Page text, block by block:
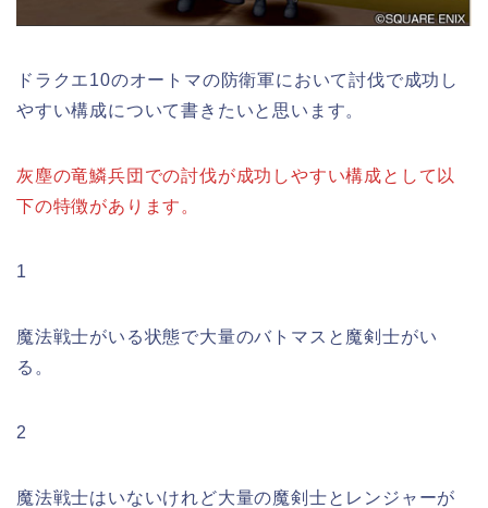
ドラクエ10のオートマの防衛軍において討伐で成功し
やすい構成について書きたいと思います。
灰塵の竜鱗兵団での討伐が成功しやすい構成として以
下の特徴があります。
1
魔法戦士がいる状態で大量のバトマスと魔剣士がい
る。
2
魔法戦士はいないけれど大量の魔剣士とレンジャーが